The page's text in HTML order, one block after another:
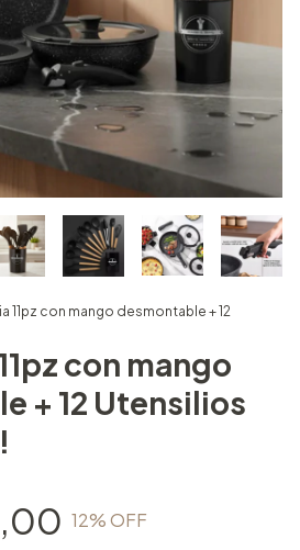
11pz con mango desmontable + 12
con mango
+ 12 Utensilios
12% OFF